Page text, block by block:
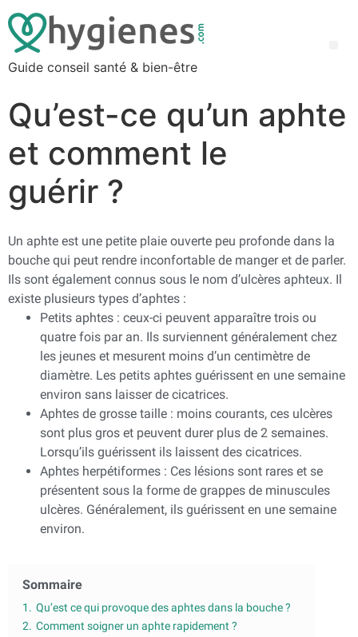
Guide conseil santé & bien-être
Qu’est-ce qu’un aphte
et comment le
guérir ?
Un aphte est une petite plaie ouverte peu profonde dans la
bouche qui peut rendre inconfortable de manger et de parler.
Ils sont également connus sous le nom d’ulcères aphteux. Il
existe plusieurs types d’aphtes :
Petits aphtes : ceux-ci peuvent apparaître trois ou
quatre fois par an. Ils surviennent généralement chez
les jeunes et mesurent moins d’un centimètre de
diamètre. Les petits aphtes guérissent en une semaine
environ sans laisser de cicatrices.
Aphtes de grosse taille : moins courants, ces ulcères
sont plus gros et peuvent durer plus de 2 semaines.
Lorsqu’ils guérissent ils laissent des cicatrices.
Aphtes herpétiformes : Ces lésions sont rares et se
présentent sous la forme de grappes de minuscules
ulcères. Généralement, ils guérissent en une semaine
environ.
Sommaire
1. Qu’est ce qui provoque des aphtes dans la bouche ?
2. Comment soigner un aphte rapidement ?